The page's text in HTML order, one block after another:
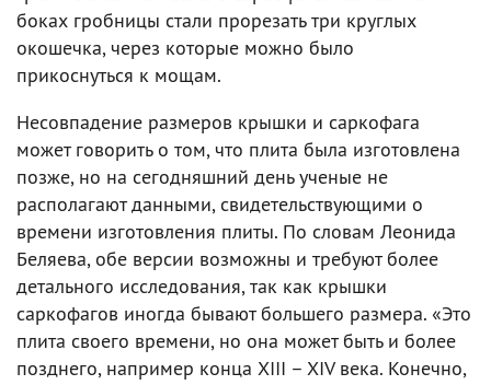
боках гробницы стали прорезать три круглых
окошечка, через которые можно было
прикоснуться к мощам.
Несовпадение размеров крышки и саркофага
может говорить о том, что плита была изготовлена
позже, но на сегодняшний день ученые не
располагают данными, свидетельствующими о
времени изготовления плиты. По словам Леонида
Беляева, обе версии возможны и требуют более
детального исследования, так как крышки
саркофагов иногда бывают большего размера. «Это
плита своего времени, но она может быть и более
позднего, например конца XIII – XIV века. Конечно,